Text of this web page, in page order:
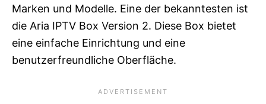
Marken und Modelle. Eine der bekanntesten ist
die Aria IPTV Box Version 2. Diese Box bietet
eine einfache Einrichtung und eine
benutzerfreundliche Oberfläche.